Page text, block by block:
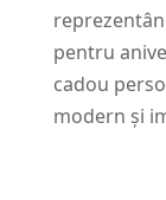
pentru
cadou
modern și